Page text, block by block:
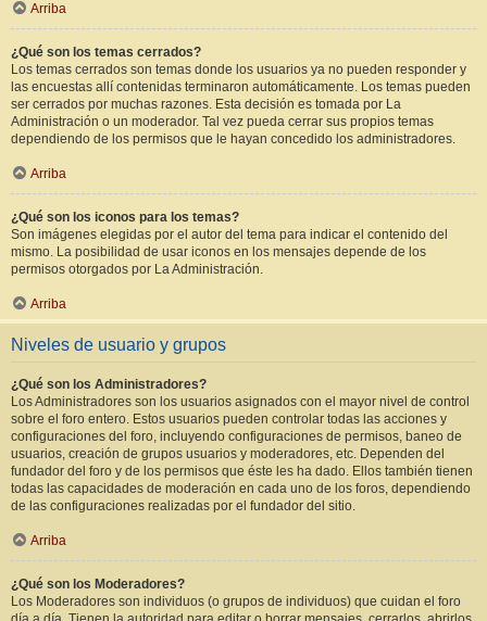
Arriba
¿Qué son los temas cerrados?
Los temas cerrados son temas donde los usuarios ya no pueden responder y
las encuestas allí contenidas terminaron automáticamente. Los temas pueden
ser cerrados por muchas razones. Esta decisión es tomada por La
Administración o un moderador. Tal vez pueda cerrar sus propios temas
dependiendo de los permisos que le hayan concedido los administradores.
Arriba
¿Qué son los iconos para los temas?
Son imágenes elegidas por el autor del tema para indicar el contenido del
mismo. La posibilidad de usar iconos en los mensajes depende de los
permisos otorgados por La Administración.
Arriba
Niveles de usuario y grupos
¿Qué son los Administradores?
Los Administradores son los usuarios asignados con el mayor nivel de control
sobre el foro entero. Estos usuarios pueden controlar todas las acciones y
configuraciones del foro, incluyendo configuraciones de permisos, baneo de
usuarios, creación de grupos usuarios y moderadores, etc. Dependen del
fundador del foro y de los permisos que éste les ha dado. Ellos también tienen
todas las capacidades de moderación en cada uno de los foros, dependiendo
de las configuraciones realizadas por el fundador del sitio.
Arriba
¿Qué son los Moderadores?
Los Moderadores son individuos (o grupos de individuos) que cuidan el foro